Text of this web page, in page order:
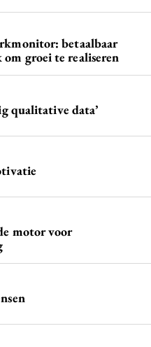
betaalbaar
groei te realiseren
qualitative data’
motor voor